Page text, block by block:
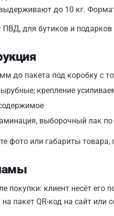
до 10 кг.
для бутиков и
до пакета под коробку с
крепление
выборочный лак по
фото или габариты
покупки: клиент несёт его
пакет QR-код на сайт или